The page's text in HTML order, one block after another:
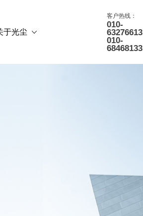
于光尘
客户热线：
010-
63276613
010-
68468133